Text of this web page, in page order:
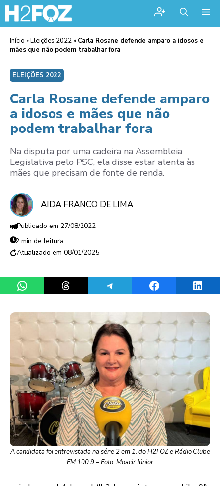
Início »Eleições 2022 » Carla Rosane defende amparo a idosos e
mães que não podem trabalhar fora
ELEIÇÕES 2022
Carla Rosane defende amparo
a idosos e mães que não
podem trabalhar fora
Na disputa por uma cadeira na Assembleia
Legislativa pelo PSC, ela disse estar atenta às
mães que precisam de fonte de renda.
AIDA FRANCO DE LIMA
27/08/2022
2 min de leitura
08/01/2025
Share on WhatsAppShare on ThreadsShare on TelegramShare on Facebook
A candidata foi entrevistada na série 2 em 1, do H2FOZ e Rádio Clube
FM 100.9 – Foto: Moacir Júnior